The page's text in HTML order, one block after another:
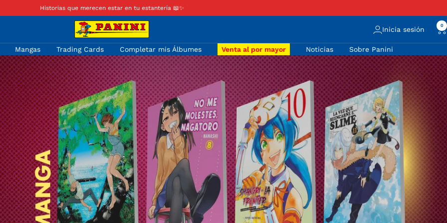
Historias que merecen estar en tu estantería 📖✨
Panini
Colombia
Inicia sesión 0
Mangas Trading Cards Completar mis Álbumes Venta al por mayor Noticias Sobre Panini